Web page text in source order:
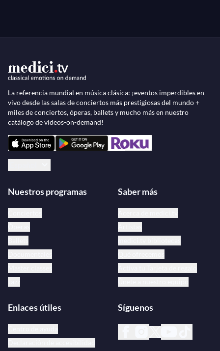
La referencia mundial en música clásica: ¡eventos imperdibles en
vivo desde las salas de conciertos más prestigiosas del mundo +
miles de conciertos, óperas, ballets y mucho más en nuestro
catálogo de videos-on-demand!
Nuestros programas Saber más
Enlaces útiles Síguenos